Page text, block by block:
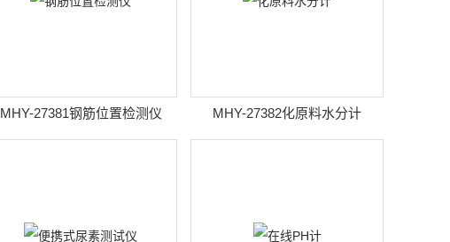
MHY-27381钢筋位置检测仪 MHY-27382化原料水分计